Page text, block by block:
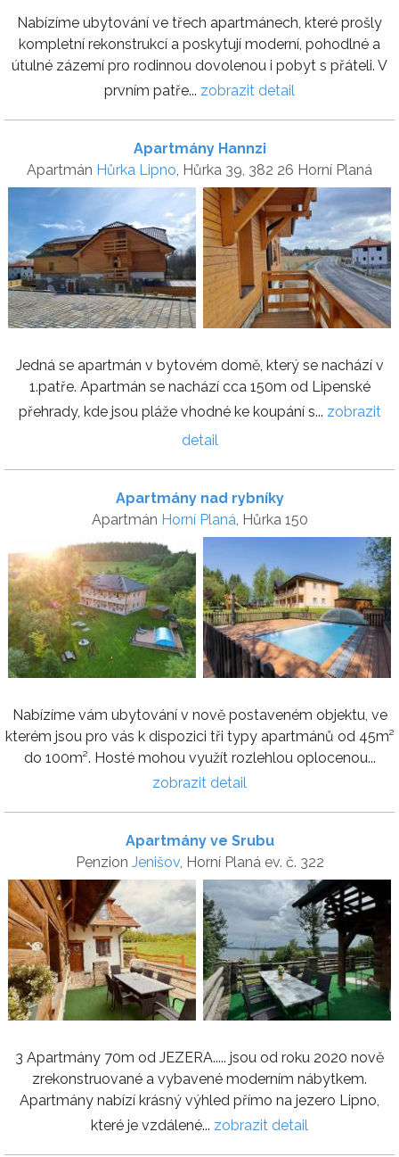
Nabízíme ubytování ve třech apartmánech, které prošly
kompletní rekonstrukcí a poskytují moderní, pohodlné a
útulné zázemí pro rodinnou dovolenou i pobyt s přáteli. V
prvním patře... zobrazit detail
Apartmány Hannzi
Apartmán Hůrka Lipno , Hůrka 39, 382 26 Horní Planá
Jedná se apartmán v bytovém domě, který se nachází v
1.patře. Apartmán se nachází cca 150m od Lipenské
přehrady, kde jsou pláže vhodné ke koupání s... zobrazit
detail
Apartmány nad rybníky
Apartmán Horní Planá, Hůrka 150
Nabízíme vám ubytování v nově postaveném objektu, ve
kterém jsou pro vás k dispozici tři typy apartmánů od 45m²
do 100m². Hosté mohou využít rozlehlou oplocenou...
zobrazit detail
Apartmány ve Srubu
Penzion Jenišov, Horní Planá ev. č. 322
3 Apartmány 70m od JEZERA..... jsou od roku 2020 nově
zrekonstruované a vybavené moderním nábytkem.
Apartmány nabízí krásný výhled přímo na jezero Lipno,
které je vzdálené... zobrazit detail